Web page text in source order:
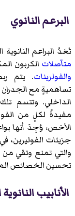
البرعم النانوي
تُعَدُ البراعم النانوية
متآصلات الكربون
والفولرينات. يتم
تساهميةٍ مع الجدران
الداخلي. وتتسم
مفيدةً لكلٍ من
الأخص، وُجِدَ أنها
جزيئات الفوليرين،
والتي تمنع وتقي من
تحسين الخصائص
الأنابيب